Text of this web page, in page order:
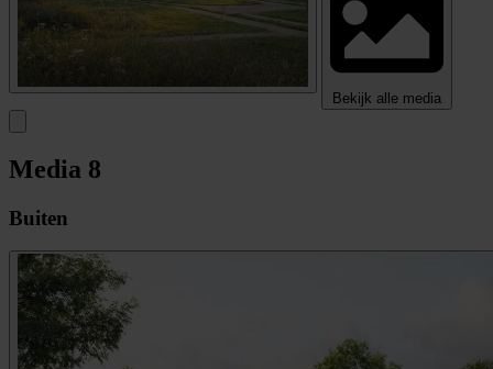
Bekijk alle media
Media 8
Buiten